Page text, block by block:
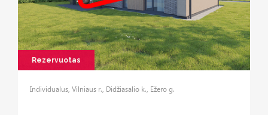
Rezervuotas
Individualus, Vilniaus r., Didžiasalio k., Ežero g.